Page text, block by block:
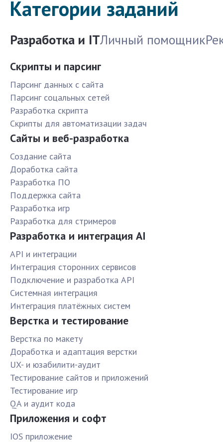
Категории заданий
Разработка и ITЛичный помощник
Скрипты и парсинг
Парсинг данных с сайта
Парсинг соцальных сетей
Разработка скрипта
Скрипты для автоматизации задач
Сайты и веб-разработка
Создание сайта
Доработка сайта
Разработка ПО
Поддержка сайта
Разработка игр
Разработка для стримеров
Разработка и интеграция AI
API и интеграции
Интеграция сторонних сервисов
Подключение и разработка API
Системная интеграция
Интеграция платёжных систем
Верстка и тестирование
Верстка по макету
Доработка и адаптация верстки
UX- и юзабилити-аудит
Тестирование сайтов и приложений
Тестирование игр
QA и аудит кода
Приложения и софт
IOS приложение